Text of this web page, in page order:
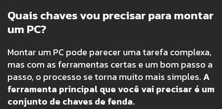
Quais chaves vou precisar para montar
um PC?
Montar um PC pode parecer uma tarefa complexa,
mas com as ferramentas certas e um bom passo a
passo, o processo se torna muito mais simples.A
ferramenta principal que você vai precisar é um
conjunto de chaves de fenda.